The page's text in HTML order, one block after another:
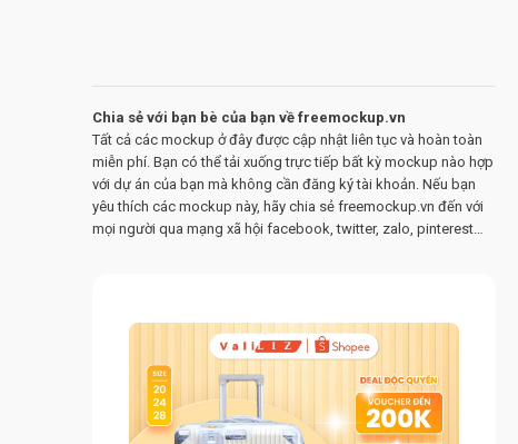
Chia sẻ với bạn bè của bạn về freemockup.vn
Tất cả các mockup ở đây được cập nhật liên tục và hoàn toàn
miễn phí. Bạn có thể tải xuống trực tiếp bất kỳ mockup nào hợp
với dự án của bạn mà không cần đăng ký tài khoản. Nếu bạn
yêu thích các mockup này, hãy chia sẻ freemockup.vn đến với
mọi người qua mạng xã hội facebook, twitter, zalo, pinterest…